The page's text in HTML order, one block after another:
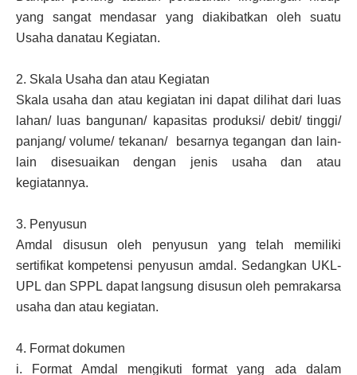
yang sangat mendasar yang diakibatkan oleh suatu
Usaha danatau Kegiatan.
2. Skala Usaha dan atau Kegiatan
Skala usaha dan atau kegiatan ini dapat dilihat dari luas
lahan/ luas bangunan/ kapasitas produksi/ debit/ tinggi/
panjang/ volume/ tekanan/ besarnya tegangan dan lain-
lain disesuaikan dengan jenis usaha dan atau
kegiatannya.
3. Penyusun
Amdal disusun oleh penyusun yang telah memiliki
sertifikat kompetensi penyusun amdal. Sedangkan UKL-
UPL dan SPPL dapat langsung disusun oleh pemrakarsa
usaha dan atau kegiatan.
4. Format dokumen
i.
Format Amdal mengikuti format yang ada dalam